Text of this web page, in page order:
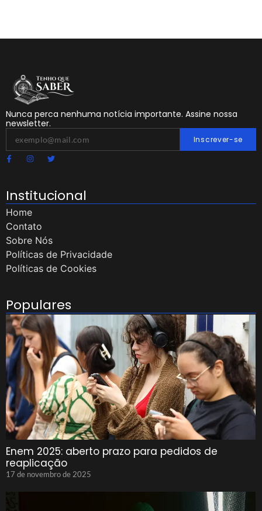
Nunca perca nenhuma notícia importante. Assine nossa
newsletter.
Inscrever-se
Institucional
Home
Contato
Sobre Nós
Políticas de Privacidade
Políticas de Cookies
Populares
Enem 2025: aberto prazo para pedidos de
reaplicação
17 de novembro de 2025